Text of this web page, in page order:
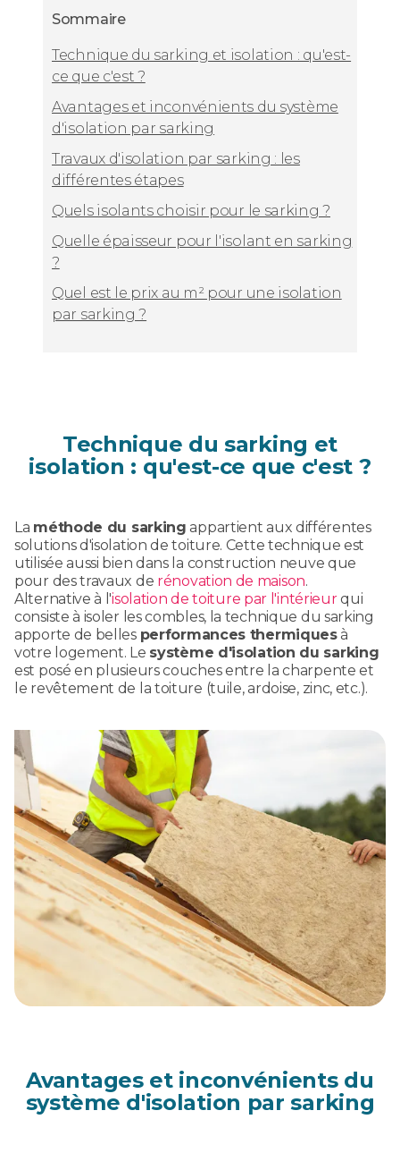
Sommaire
Technique du sarking et isolation : qu'est-
ce que c'est ?
Avantages et inconvénients du système
d'isolation par sarking
Travaux d'isolation par sarking : les
différentes étapes
Quels isolants choisir pour le sarking ?
Quelle épaisseur pour l'isolant en sarking
?
Quel est le prix au m² pour une isolation
par sarking ?
Technique du sarking et
isolation : qu'est-ce que c'est ?
La méthode du sarking appartient aux différentes
solutions d'isolation de toiture. Cette technique est
utilisée aussi bien dans la construction neuve que
pour des travaux de rénovation de maison.
Alternative à l'isolation de toiture par l'intérieurqui
consiste à isoler les combles, la technique du sarking
apporte de belles performances thermiquesà
votre logement. Le système d'isolation du sarking
est posé en plusieurs couches entre la charpente et
le revêtement de la toiture (tuile, ardoise, zinc, etc.).
Avantages et inconvénients du
système d'isolation par sarking